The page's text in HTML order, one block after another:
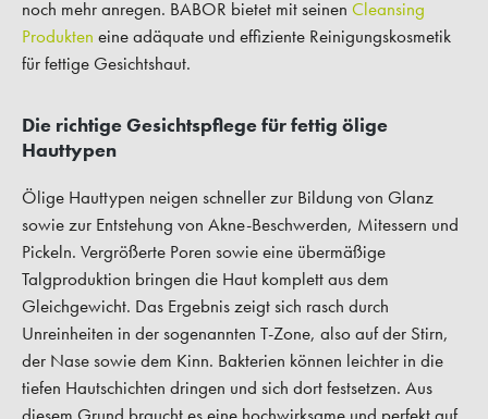
noch mehr anregen. BABOR bietet mit seinen Cleansing
Produkten eine adäquate und effiziente Reinigungskosmetik
für fettige Gesichtshaut.
Die richtige Gesichtspflege für fettig ölige
Hauttypen
Ölige Hauttypen neigen schneller zur Bildung von Glanz
sowie zur Entstehung von Akne-Beschwerden, Mitessern und
Pickeln. Vergrößerte Poren sowie eine übermäßige
Talgproduktion bringen die Haut komplett aus dem
Gleichgewicht. Das Ergebnis zeigt sich rasch durch
Unreinheiten in der sogenannten T-Zone, also auf der Stirn,
der Nase sowie dem Kinn. Bakterien können leichter in die
tiefen Hautschichten dringen und sich dort festsetzen. Aus